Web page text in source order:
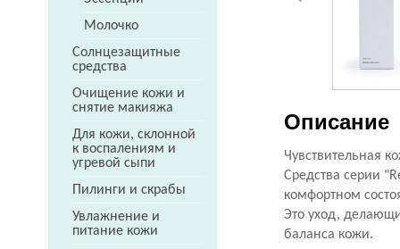
Молочко
Солнцезащитные
средства
Очищение кожи и
снятие макияжа
Для кожи, склонной
к воспалениям и
угревой сыпи
Пилинги и скрабы
Увлажнение и
питание кожи
Описание
Чувствительная
Средства серии
комфортном
Это уход,
баланса кожи.